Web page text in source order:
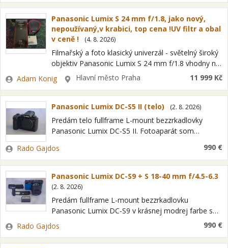
Panasonic Lumix S 24 mm f/1.8, jako nový,
nepoužívaný,v krabici, top cena !UV filtr a obal
v ceně !
(4. 8. 2026)
Filmařský a foto klasický univerzál - světelný široký
objektiv Panasonic Lumix S 24 mm f/1.8 vhodny na
cestovani, architekturu, krajinu, reality, vlogy, foto i
video. Super ohnisko na…
Zadavatel
Adam Konig LokalitaHlavní město Praha 11 999 Kč
Panasonic Lumix DC-S5 II (telo) (2. 8. 2026)
Predám telo fullframe L-mount bezzrkadlovky
Panasonic Lumix DC-S5 II. Fotoaparát som
záruka trvá do 06/2028. Dôvodom predaja je
prechod na vyššiu…
Zadavatel
Rado Gajdos 990 €
Panasonic Lumix DC-S9 + S 18-40 mm f/4.5-6.3
(2. 8. 2026)
Predám fullframe L-mount bezzrkadlovku
Panasonic Lumix DC-S9 v krásnej modrej farbe so
setovým objektívom Panasonic S 18-40 mm f/4.5-
6.3 a s gripom SmallRig. Fotoaparát som nedávno
kúpil v…
Zadavatel
Rado Gajdos 990 €